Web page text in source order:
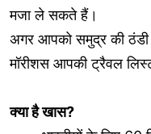
मजा ले सकते हैं।
अगर आपको समुद्र की ठंडी
मॉरीशस आपकी ट्रैवल
क्या है खास?